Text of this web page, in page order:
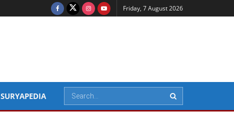
Friday, 7 August 2026
SURYAPEDIA